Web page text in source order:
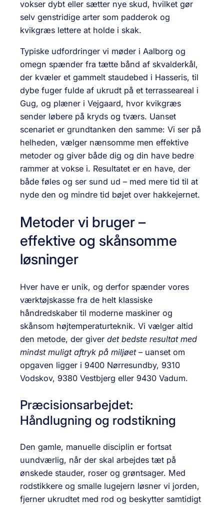
vokser dybt eller sætter nye skud, hvilket gør
selv genstridige arter som padderok og
kvikgræs lettere at holde i skak.
Typiske udfordringer vi møder i Aalborg og
omegn spænder fra tætte bånd af skvalderkål,
der kvæler et gammelt staudebed i Hasseris, til
dybe fuger fulde af ukrudt på et terrasseareal i
Gug, og plæner i Vejgaard, hvor kvikgræs
sender løbere på kryds og tværs. Uanset
scenariet er grundtanken den samme: Vi ser på
helheden, vælger nænsomme men effektive
metoder og giver både dig og din have bedre
rammer at vokse i. Resultatet er en have, der
både føles og ser sund ud – med mere tid til at
nyde den og mindre tid bøjet over hakkejernet.
Metoder vi bruger –
effektive og skånsomme
løsninger
Hver have er unik, og derfor spænder vores
værktøjskasse fra de helt klassiske
håndredskaber til moderne maskiner og
skånsom høj­temperaturteknik. Vi vælger altid
den metode, der giver det bedste resultat med
mindst muligt aftryk på miljøet– uanset om
opgaven ligger i 9400 Nørresundby, 9310
Vodskov, 9380 Vestbjerg eller 9430 Vadum.
Præcisionsarbejdet:
Håndlugning og rodstikning
Den gamle, manuelle disciplin er fortsat
uundværlig, når der skal arbejdes tæt på
ønskede stauder, roser og grøntsager. Med
rodstikkere og smalle lugejern løsner vi jorden,
fjerner ukrudtet med rod og beskytter samtidigt